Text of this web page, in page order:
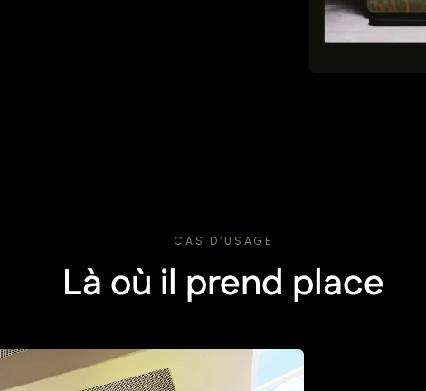
CAS D’USAGE
Là où il prend place